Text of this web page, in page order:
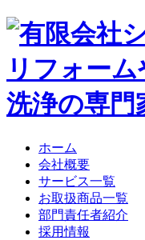
ホーム
会社概要
サービス一覧
お取扱商品一覧
部門責任者紹介
採用情報